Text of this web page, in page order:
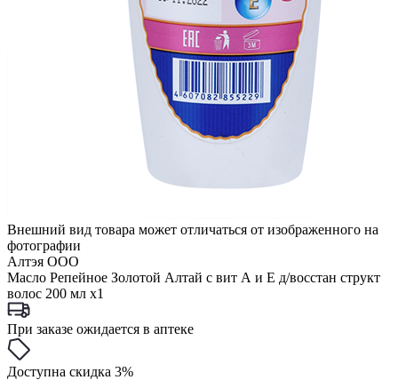
Внешний вид товара может отличаться от изображенного на
фотографии
Алтэя ООО
Масло Репейное Золотой Алтай с вит А и Е д/восстан структ
волос 200 мл x1
При заказе ожидается в аптеке
Доступна скидка 3%